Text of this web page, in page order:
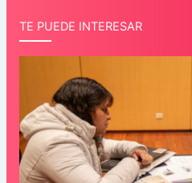
TE PUEDE INTERESAR